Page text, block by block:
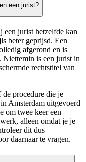
een jurist?
een jurist hetzelfde kan
beter geprijsd. Een
afgerond en is
Niettemin is een jurist in
rechtstitel van
procedure die je
Amsterdam uitgevoerd
om twee keer een
alleen omdat je je
dit dus
daarnaar te vragen.